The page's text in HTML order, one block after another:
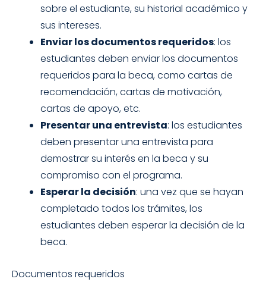
sobre el estudiante, su historial académico y
sus intereses.
Enviar los documentos requeridos: los
estudiantes deben enviar los documentos
requeridos para la beca, como cartas de
recomendación, cartas de motivación,
cartas de apoyo, etc.
Presentar una entrevista: los estudiantes
deben presentar una entrevista para
demostrar su interés en la beca y su
compromiso con el programa.
Esperar la decisión: una vez que se hayan
completado todos los trámites, los
estudiantes deben esperar la decisión de la
beca.
Documentos requeridos